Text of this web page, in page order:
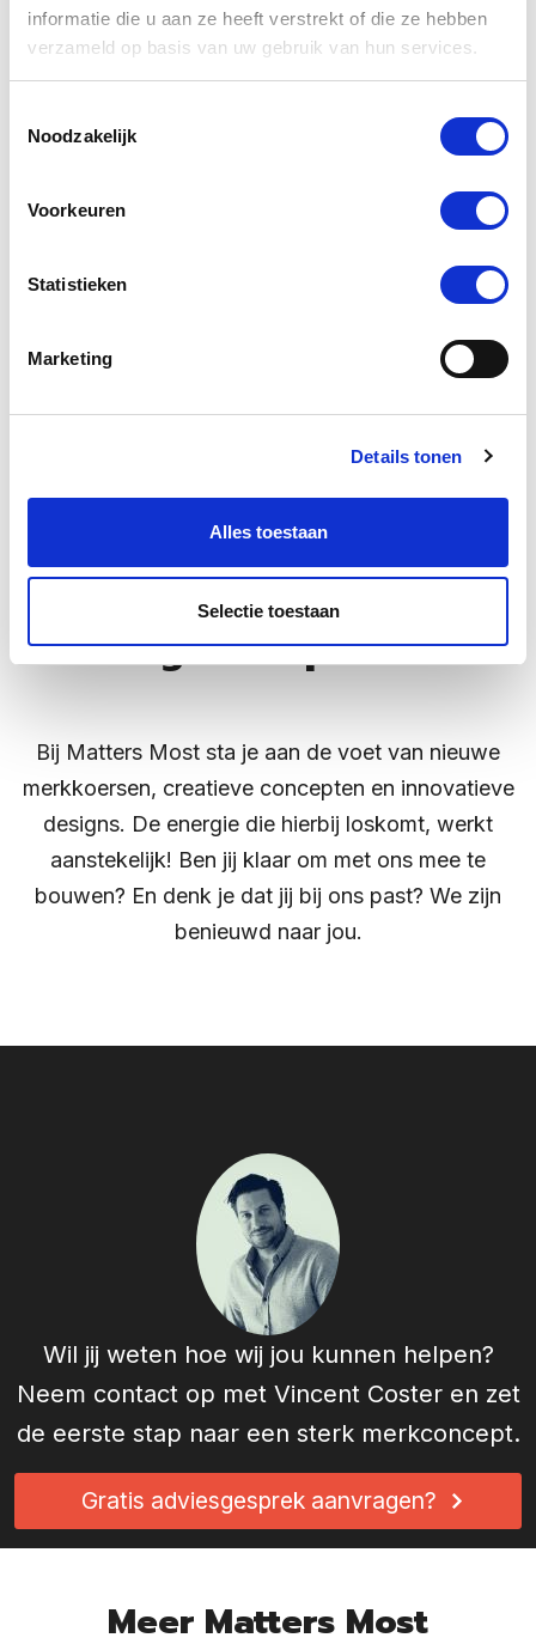
informatie die u aan ze heeft verstrekt of die ze hebben
verzameld op basis van uw gebruik van hun services.
Noodzakelijk
Voorkeuren
Statistieken
Marketing
Details tonen
Alles toestaan
Selectie toestaan
Merkdesign
Strategische denkers,
ideëenmakers en visual
designers op missie
Bij Matters Most sta je aan de voet van nieuwe
merkkoersen, creatieve concepten en innovatieve
designs. De energie die hierbij loskomt, werkt
aanstekelijk! Ben jij klaar om met ons mee te
bouwen? En denk je dat jij bij ons past? We zijn
benieuwd naar jou.
Wil jij weten hoe wij jou kunnen helpen?
Neem contact op met Vincent Costeren zet
de eerste stap naar een sterk merkconcept.
Gratis adviesgesprek aanvragen?
Meer Matters Most